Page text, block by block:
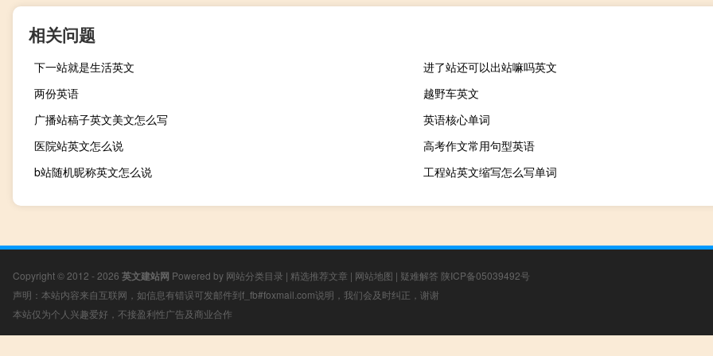
相关问题
下一站就是生活英文
进了站还可以出站嘛吗英文
两份英语
越野车英文
广播站稿子英文美文怎么写
英语核心单词
医院站英文怎么说
高考作文常用句型英语
b站随机昵称英文怎么说
工程站英文缩写怎么写单词
Copyright © 2012 - 2026 英文建站网 Powered by 网站分类目录 | 精选推荐文章 | 网站地图 | 疑难解答 陕ICP备05039492号
声明：本站内容来自互联网，如信息有错误可发邮件到f_fb#foxmail.com说明，我们会及时纠正，谢谢
本站仅为个人兴趣爱好，不接盈利性广告及商业合作